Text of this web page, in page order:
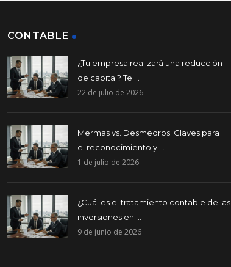
CONTABLE
¿Tu empresa realizará una reducción
de capital? Te ...
22 de julio de 2026
Mermas vs. Desmedros: Claves para
el reconocimiento y ...
1 de julio de 2026
¿Cuál es el tratamiento contable de las
inversiones en ...
9 de junio de 2026